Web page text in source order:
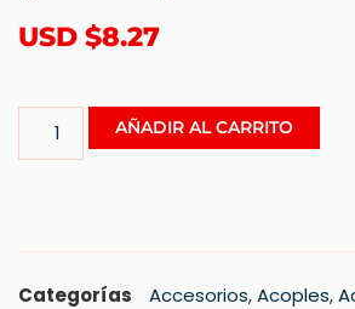
USD $8.27
AÑADIR AL CARRITO
Categorías Accesorios,Acoples,